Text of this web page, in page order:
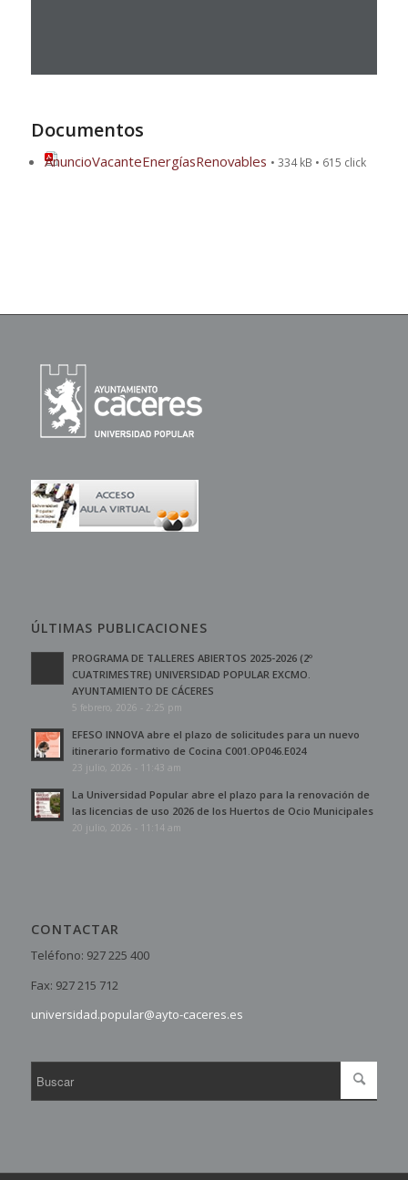
Documentos
AnuncioVacanteEnergíasRenovables • 334 kB • 615 click
ÚLTIMAS PUBLICACIONES
PROGRAMA DE TALLERES ABIERTOS 2025-2026 (2º
CUATRIMESTRE) UNIVERSIDAD POPULAR EXCMO.
AYUNTAMIENTO DE CÁCERES
5 febrero, 2026 - 2:25 pm
EFESO INNOVA abre el plazo de solicitudes para un nuevo
itinerario formativo de Cocina C001.OP046.E024
23 julio, 2026 - 11:43 am
La Universidad Popular abre el plazo para la renovación de
las licencias de uso 2026 de los Huertos de Ocio Municipales
20 julio, 2026 - 11:14 am
CONTACTAR
Teléfono: 927 225 400
Fax: 927 215 712
universidad.popular@ayto-caceres.es